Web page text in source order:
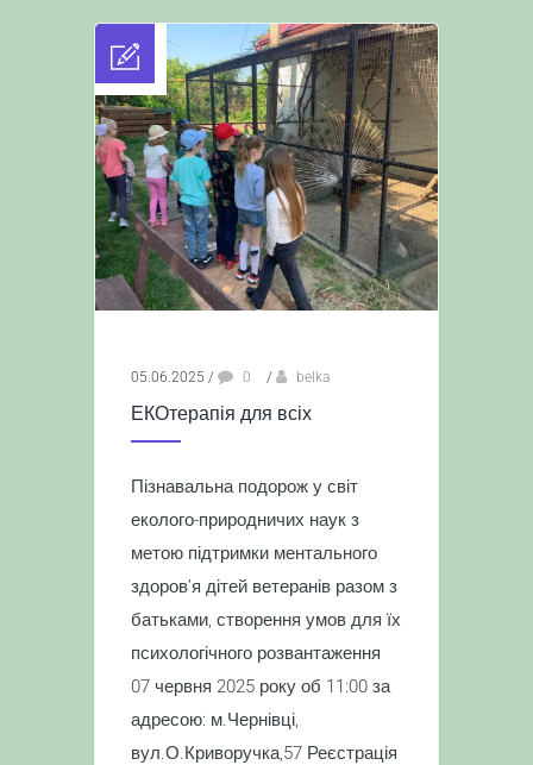
05.06.2025 / 0 / belka
ЕКОтерапія для всіх
Пізнавальна подорож у світ
еколого-природничих наук з
метою підтримки ментального
здоров’я дітей ветеранів разом з
батьками, створення умов для їх
психологічного розвантаження
07 червня 2025 року об 11:00 за
адресою: м.Чернівці,
вул.О.Криворучка,57 Реєстрація